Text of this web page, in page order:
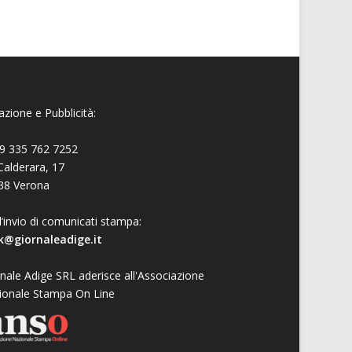
e Pubblicità:
335 762 7252
17
Verona
di comunicati stampa:
Adige SRL aderisce all'Associazione
Stampa On Line